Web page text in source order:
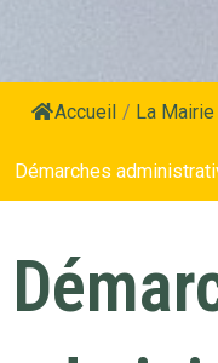
Accueil / La
Démarches